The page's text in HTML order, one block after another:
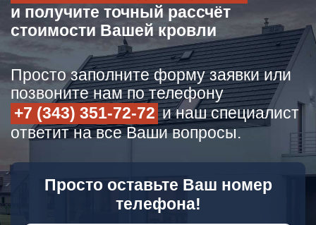
и получите точный рассчёт
стоимости Вашей кровли
Просто заполните форму заявки или
позвоните нам по телефону
+7 (343) 351-72-72 и наш специалист
ответит на все Ваши вопросы.
Просто оставьте Ваш номер
телефона!